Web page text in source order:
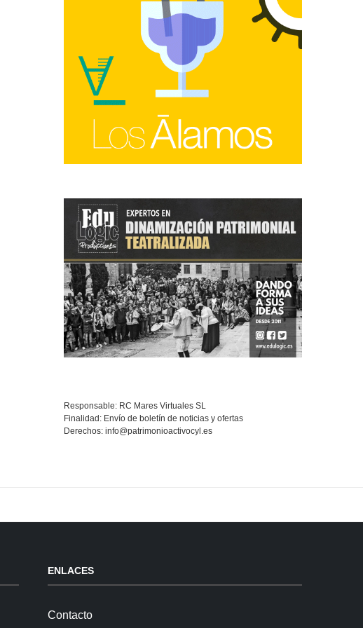
Responsable: RC Mares Virtuales SL
Finalidad: Envío de boletín de noticias y ofertas
Derechos: info@patrimonioactivocyl.es
ENLACES
Contacto